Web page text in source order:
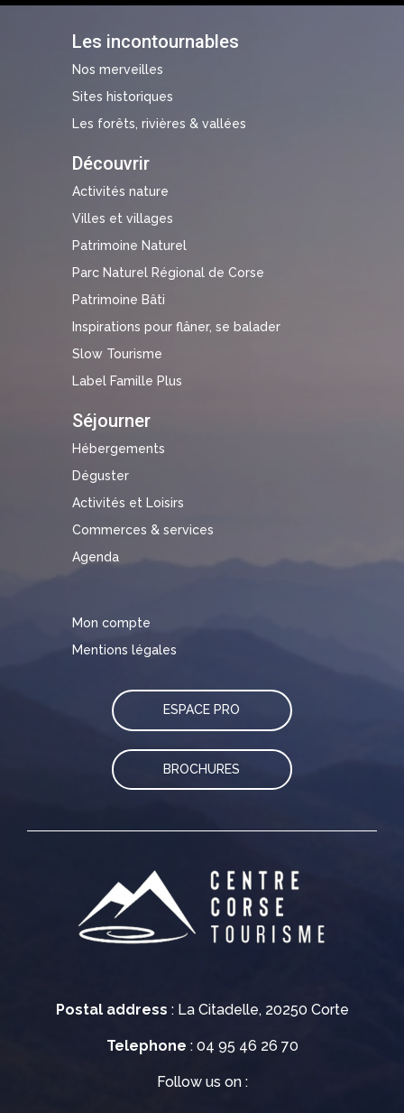
Postal address : La Citadelle, 20250 Corte
Telephone : 04 95 46 26 70
Follow us on :
Les incontournables
Nos merveilles
Sites historiques
Les forêts, rivières & vallées
Découvrir
Activités nature
Villes et villages
Patrimoine Naturel
Parc Naturel Régional de Corse
Patrimoine Bâti
Inspirations pour flâner, se balader
Slow Tourisme
Label Famille Plus
Séjourner
Hébergements
Déguster
Activités et Loisirs
Commerces & services
Agenda
Mon compte
Mentions légales
ESPACE PRO
BROCHURES